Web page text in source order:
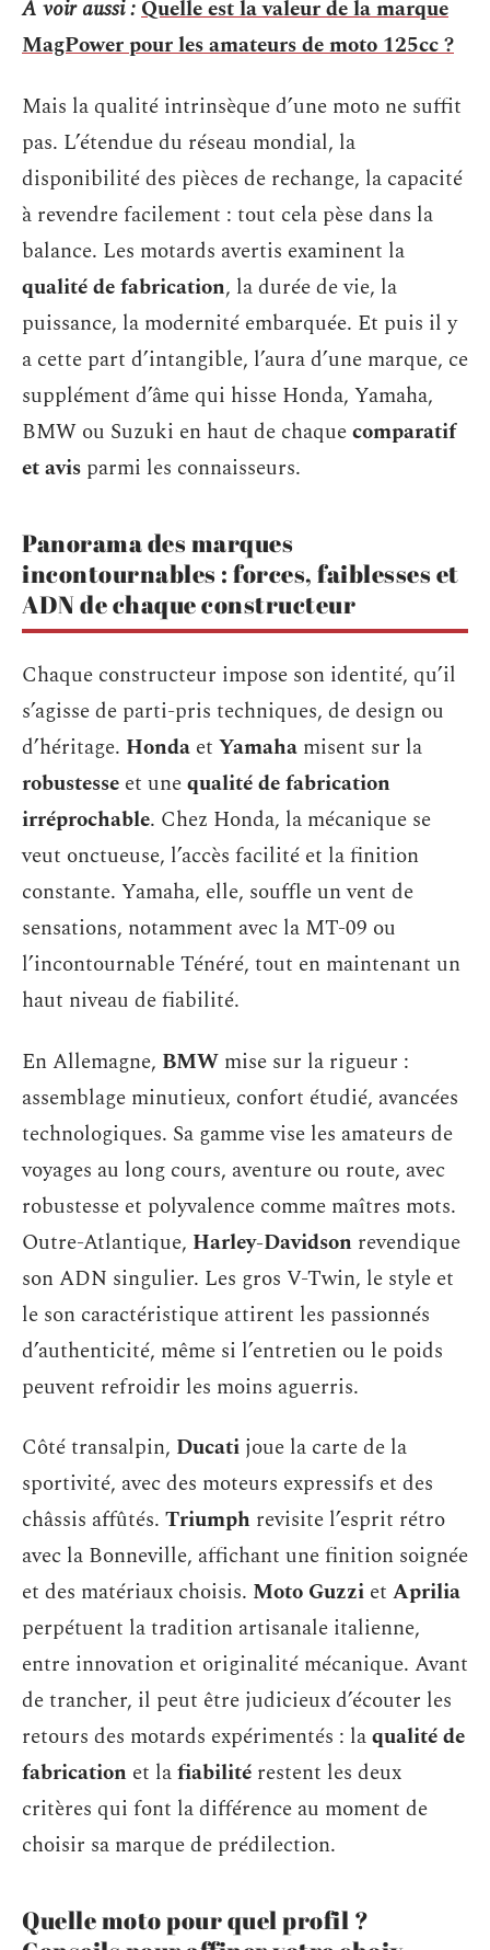
A voir aussi :Quelle est la valeur de la marque
MagPower pour les amateurs de moto 125cc ?
Mais la qualité intrinsèque d’une moto ne suffit
pas. L’étendue du réseau mondial, la
disponibilité des pièces de rechange, la capacité
à revendre facilement : tout cela pèse dans la
balance. Les motards avertis examinent la
qualité de fabrication, la durée de vie, la
puissance, la modernité embarquée. Et puis il y
a cette part d’intangible, l’aura d’une marque, ce
supplément d’âme qui hisse Honda, Yamaha,
BMW ou Suzuki en haut de chaquecomparatif
et avis parmi les connaisseurs.
Panorama des marques
incontournables : forces, faiblesses et
ADN de chaque constructeur
Chaque constructeur impose son identité, qu’il
s’agisse de parti-pris techniques, de design ou
d’héritage. Honda et Yamaha misent sur la
robustesse et unequalité de fabrication
irréprochable. Chez Honda, la mécanique se
veut onctueuse, l’accès facilité et la finition
constante. Yamaha, elle, souffle un vent de
sensations, notamment avec la MT-09 ou
l’incontournable Ténéré, tout en maintenant un
haut niveau de fiabilité.
En Allemagne, BMW mise sur la rigueur :
assemblage minutieux, confort étudié, avancées
technologiques. Sa gamme vise les amateurs de
voyages au long cours, aventure ou route, avec
robustesse et polyvalence comme maîtres mots.
Outre-Atlantique, Harley-Davidson revendique
son ADN singulier. Les gros V-Twin, le style et
le son caractéristique attirent les passionnés
d’authenticité, même si l’entretien ou le poids
peuvent refroidir les moins aguerris.
Côté transalpin, Ducati joue la carte de la
sportivité, avec des moteurs expressifs et des
châssis affûtés. Triumph revisite l’esprit rétro
avec la Bonneville, affichant une finition soignée
et des matériaux choisis. Moto Guzzi et Aprilia
perpétuent la tradition artisanale italienne,
entre innovation et originalité mécanique. Avant
de trancher, il peut être judicieux d’écouter les
retours des motards expérimentés : laqualité de
fabrication et lafiabilité restent les deux
critères qui font la différence au moment de
choisir sa marque de prédilection.
Quelle moto pour quel profil ?